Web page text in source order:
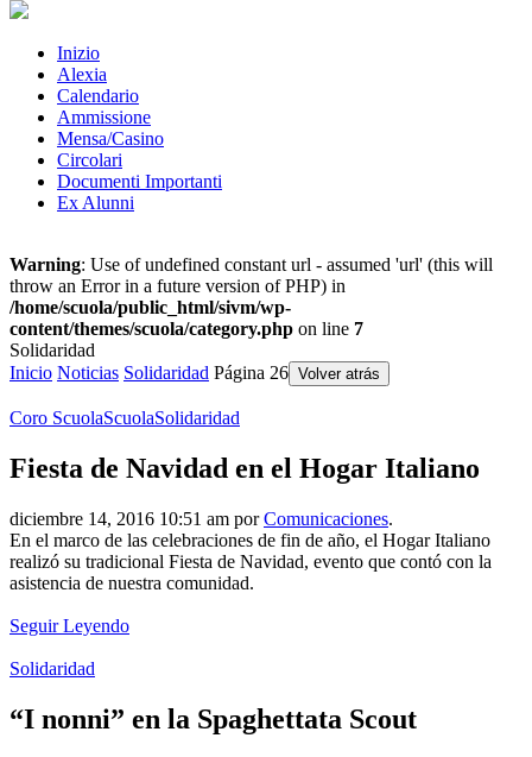
Inizio
Alexia
Calendario
Ammissione
Mensa/Casino
Circolari
Documenti Importanti
Ex Alunni
Warning: Use of undefined constant url - assumed 'url' (this will
throw an Error in a future version of PHP) in
/home/scuola/public_html/sivm/wp-
content/themes/scuola/category.php on line 7
Solidaridad
Inicio Noticias Solidaridad Página 26 Volver atrás
Coro ScuolaScuolaSolidaridad
Fiesta de Navidad en el Hogar Italiano
diciembre 14, 2016 10:51 am porComunicaciones.
En el marco de las celebraciones de fin de año, el Hogar Italiano
realizó su tradicional Fiesta de Navidad, evento que contó con la
asistencia de nuestra comunidad.
Seguir Leyendo
Solidaridad
“I nonni” en la Spaghettata Scout